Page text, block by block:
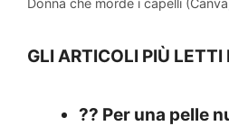
GLI ARTICOLI PIÙ LETTI
?? Per una pelle